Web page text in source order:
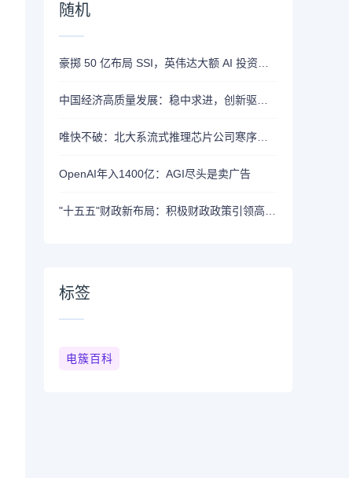
随机
OpenAI年入1400亿：AGI尽头是卖广告
标签
电簇百科